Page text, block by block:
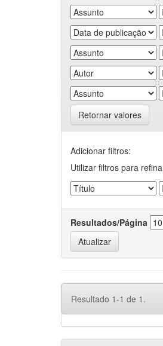
Retornar valores
Adicionar filtros:
Utilizar filtros para
Resultados/Página
Resultado 1-1 de 1.